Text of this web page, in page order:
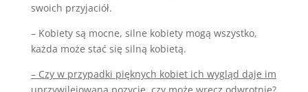
swoich przyjaciół.
– Kobiety są mocne, silne kobiety mogą wszystko,
każda może stać się silną kobietą.
– Czy w przypadki pięknych kobiet ich wygląd daje im